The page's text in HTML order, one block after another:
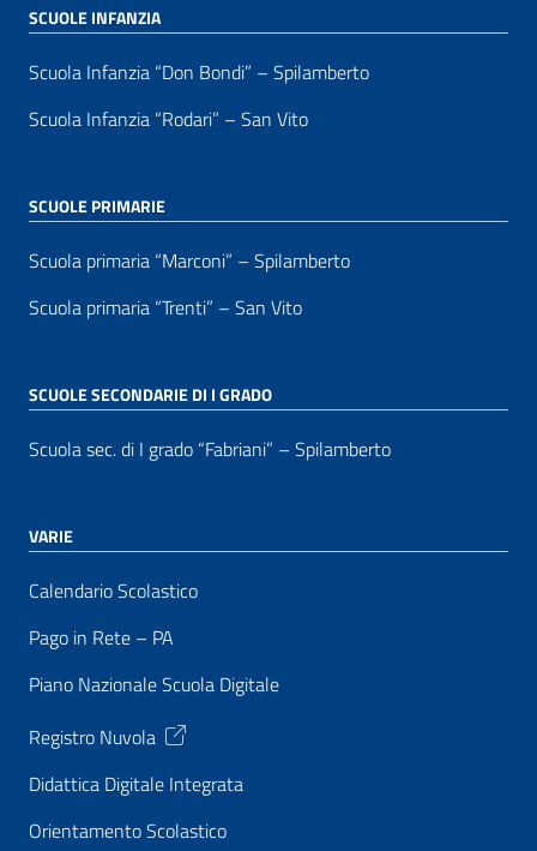
SCUOLE INFANZIA
Scuola Infanzia “Don Bondi” – Spilamberto
Scuola Infanzia “Rodari” – San Vito
SCUOLE PRIMARIE
Scuola primaria “Marconi” – Spilamberto
Scuola primaria “Trenti” – San Vito
SCUOLE SECONDARIE DI I GRADO
Scuola sec. di I grado “Fabriani” – Spilamberto
VARIE
Calendario Scolastico
Pago in Rete – PA
Piano Nazionale Scuola Digitale
Registro Nuvola
Didattica Digitale Integrata
Orientamento Scolastico